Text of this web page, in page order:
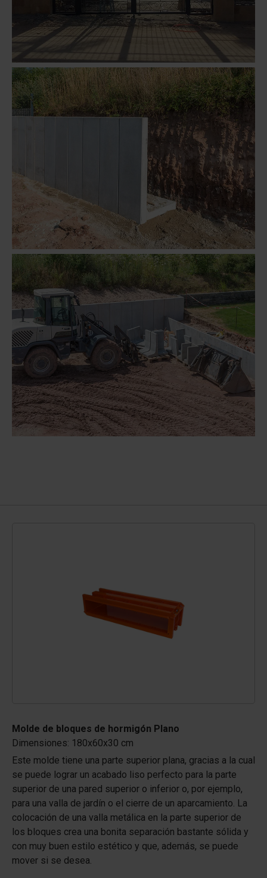
Molde de bloques de hormigón Plano
Dimensiones: 180x60x30 cm
Este molde tiene una parte superior plana, gracias a la cual
se puede lograr un acabado liso perfecto para la parte
superior de una pared superior o inferior o, por ejemplo,
para una valla de jardín o el cierre de un aparcamiento. La
colocación de una valla metálica en la parte superior de
los bloques crea una bonita separación bastante sólida y
con muy buen estilo estético y que, además, se puede
mover si se desea.